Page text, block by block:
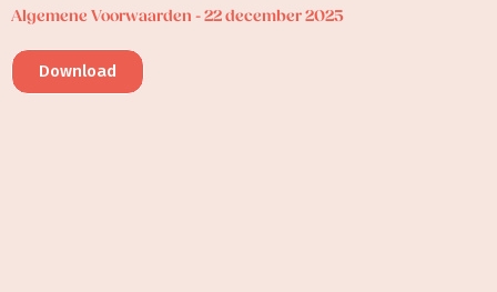
Algemene Voorwaarden - 22 december 2025
Download